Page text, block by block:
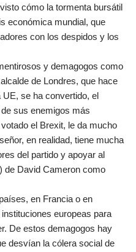
cómo la tormenta bursátil
económica mundial, que
con los despidos y los
y demagogos como
de Londres, que hace
UE, se ha convertido, el
sus enemigos más
el Brexit, le da mucho
en realidad, tiene mucha
del partido y apoyar al
de David Cameron como
en Francia o en
europeas para
De estos demagogos hay
desvían la cólera social de